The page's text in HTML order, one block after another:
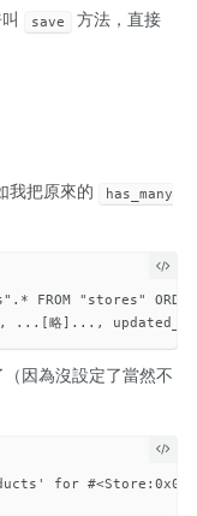
save
方法，直接
我把原來的
has_many
FROM "stores"
因為沒設定了當然不
for